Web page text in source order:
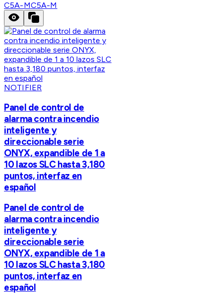
C5A-MC5A-M
NOTIFIER
Panel de control de
alarma contra incendio
inteligente y
direccionable serie
ONYX, expandible de 1 a
10 lazos SLC hasta 3,180
puntos, interfaz en
español
Panel de control de
alarma contra incendio
inteligente y
direccionable serie
ONYX, expandible de 1 a
10 lazos SLC hasta 3,180
puntos, interfaz en
español